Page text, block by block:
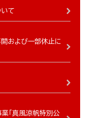
て
および一部休止に
「真風涼帆特別公